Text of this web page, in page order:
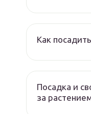
Как
Посадка и
за